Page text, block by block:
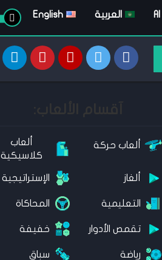
العربية English
ألعاب حركة
ألعاب
كلاسيكية
ألغاز الإستراتيجية
التعليمية المحاكاة
تقمص الأدوار خفيفة
رياضة سباق